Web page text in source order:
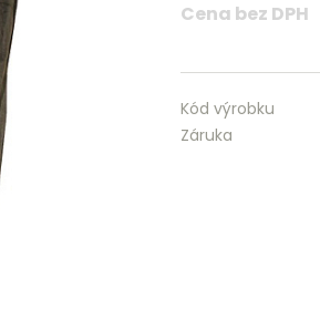
Cena bez DPH
Kód výrobku
Záruka